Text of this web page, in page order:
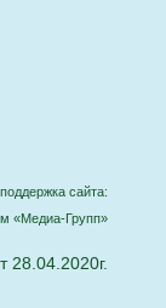
сайта:
«Медиа-Групп»
28.04.2020г.